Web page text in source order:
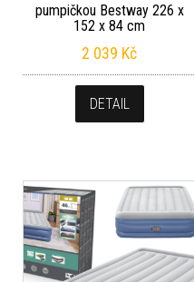
pumpičkou Bestway 226 x
152 x 84 cm
2 039 Kč
DETAIL